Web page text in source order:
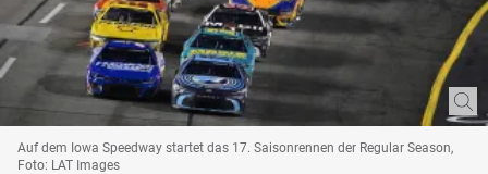
Auf dem Iowa Speedway startet das 17. Saisonrennen der Regular Season,
Foto: LAT Images